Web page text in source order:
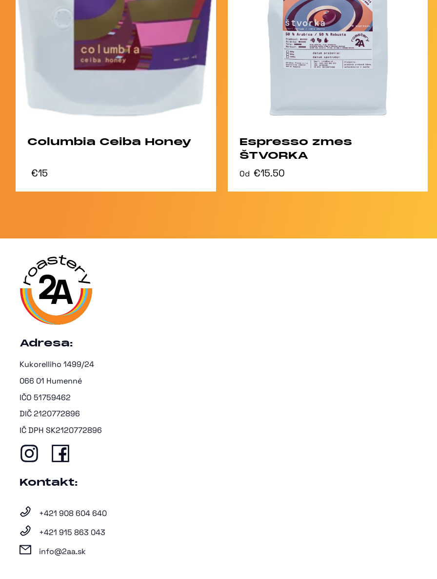
Columbia Ceiba Honey
€15
Espresso zmes
ŠTVORKA
Od €15.50
Adresa:
Kukorelliho 1499/24
066 01 Humenné
IČO 51759462
DIČ 2120772896
IČ DPH SK2120772896
Kontakt:
+421 908 604 640
+421 915 863 043
info@2aa.sk